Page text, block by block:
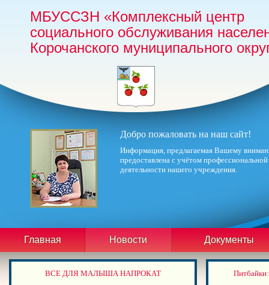
МБУССЗН «Комплексный центр
социального обслуживания
Корочанского муниципального
Добро пожаловать на наш сайт!
Информация, предлагаемая Вашему
предоставлена с учётом
деятельности нашего учреждения.
Главная Новости Документы
ВСЕ ДЛЯ МАЛЫША НАПРОКАТ